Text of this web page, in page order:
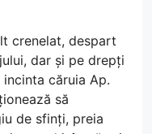
crenelat, despart
dar și pe drepți
căruia Ap.
să
de sfinți, preia